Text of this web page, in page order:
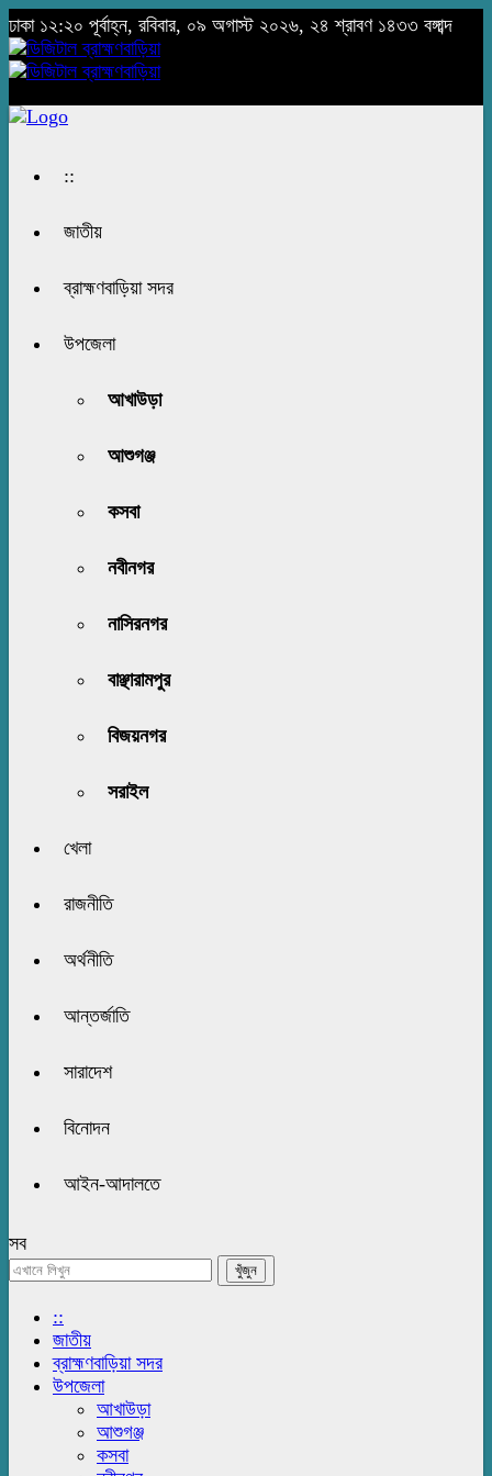
ঢাকা ১২:২০ পূর্বাহ্ন, রবিবার, ০৯ অগাস্ট ২০২৬, ২৪ শ্রাবণ ১৪৩৩ বঙ্গাব্দ
::
জাতীয়
ব্রাহ্মণবাড়িয়া সদর
উপজেলা
আখাউড়া
আশুগঞ্জ
কসবা
নবীনগর
নাসিরনগর
বাঞ্ছারামপুর
বিজয়নগর
সরাইল
খেলা
রাজনীতি
অর্থনীতি
আন্তর্জাতি
সারাদেশ
বিনোদন
আইন-আদালতে
সব
::
জাতীয়
ব্রাহ্মণবাড়িয়া সদর
উপজেলা
আখাউড়া
আশুগঞ্জ
কসবা